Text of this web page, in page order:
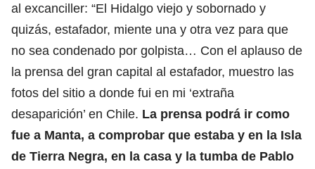
al excanciller: “El Hidalgo viejo y sobornado y
quizás, estafador, miente una y otra vez para que
no sea condenado por golpista… Con el aplauso de
la prensa del gran capital al estafador, muestro las
fotos del sitio a donde fui en mi ‘extraña
desaparición’ en Chile. La prensa podrá ir como
fue a Manta, a comprobar que estaba y en la Isla
de Tierra Negra, en la casa y la tumba de Pablo